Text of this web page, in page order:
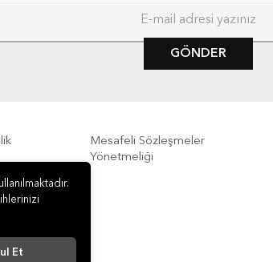
GÖNDER
Mesafeli Sözleşmeler
Yönetmeliği
ve İade
Et